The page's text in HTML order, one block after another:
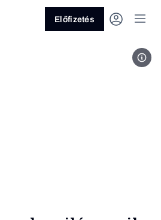
Előfizetés